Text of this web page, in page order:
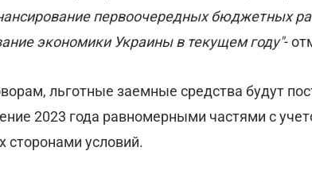
первоочередных бюджетных
экономики Украины в текущем году"-
льготные заемные средства будут
2023 года равномерными частями с
сторонами условий.